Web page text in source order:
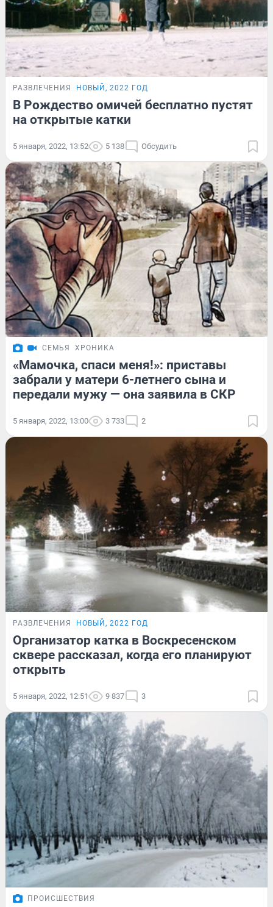
РАЗВЛЕЧЕНИЯ НОВЫЙ, 2022 ГОД
В Рождество омичей бесплатно пустят
на открытые катки
5 января, 2022, 13:52 5 138 Обсудить
СЕМЬЯ ХРОНИКА
«Мамочка, спаси меня!»: приставы
забрали у матери 6-летнего сына и
передали мужу — она заявила в СКР
5 января, 2022, 13:00 3 733 2
РАЗВЛЕЧЕНИЯ НОВЫЙ, 2022 ГОД
Организатор катка в Воскресенском
сквере рассказал, когда его планируют
открыть
5 января, 2022, 12:51 9 837 3
ПРОИСШЕСТВИЯ